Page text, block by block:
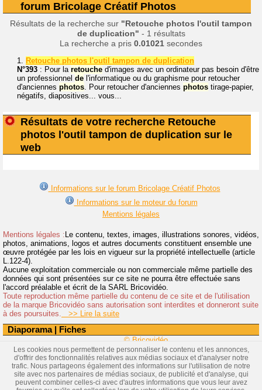
Diaporama| Fiches
forum Bricolage Créatif Photos
Résultats de la recherche sur "Retouche photos l'outil tampon
de duplication" - 1 résultats
La recherche a pris 0.01021 secondes
1. Retouche photos l'outil tampon de duplication
N°393 : Pour la retouche d'images avec un ordinateur pas besoin d'être
un professionnel de l'informatique ou du graphisme pour retoucher
d'anciennes photos . Pour retoucher d'anciennes photos tirage-papier,
négatifs, diapositives... vous...
Résultats de votre recherche Retouche
photos l'outil tampon de duplication sur le
web
Informations sur le forum Bricolage Créatif Photos
Informations sur le moteur du forum
Mentions légales
Mentions légales :Le contenu, textes, images, illustrations sonores, vidéos,
photos, animations, logos et autres documents constituent ensemble une
œuvre protégée par les lois en vigueur sur la propriété intellectuelle (article
L.122-4).
Aucune exploitation commerciale ou non commerciale même partielle des
données qui sont présentées sur ce site ne pourra être effectuée sans
l'accord préalable et écrit de la SARL Bricovidéo.
Toute reproduction même partielle du contenu de ce site et de l'utilisation
de la marque Bricovidéo sans autorisation sont interdites et donneront suite
à des poursuites.
>> Lire la suite
© Bricovidéo
Les cookies nous permettent de personnaliser le contenu et les annonces,
d'offrir des fonctionnalités relatives aux médias sociaux et d'analyser notre
trafic. Nous partageons également des informations sur l'utilisation de notre
site avec nos partenaires de médias sociaux, de publicité et d'analyse, qui
peuvent combiner celles-ci avec d'autres informations que vous leur avez